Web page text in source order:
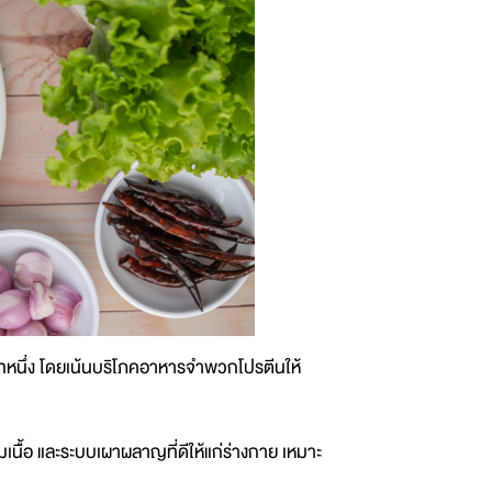
ง โดยเน้นบริโภคอาหารจำพวกโปรตีนให้
อ และระบบเผาผลาญที่ดีให้แก่ร่างกาย เหมาะ